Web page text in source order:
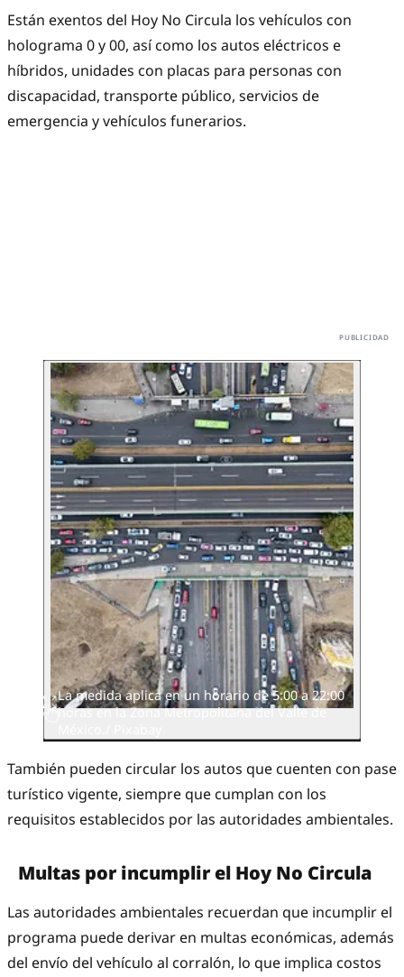
Están exentos del Hoy No Circula los vehículos con
holograma 0 y 00, así como los autos eléctricos e
híbridos, unidades con placas para personas con
discapacidad, transporte público, servicios de
emergencia y vehículos funerarios.
La medida aplica en un horario de 5:00 a 22:00
horas en la Zona Metropolitana del Valle de
También pueden circular los autos que cuenten con pase
turístico vigente, siempre que cumplan con los
requisitos establecidos por las autoridades ambientales.
Multas por incumplir el Hoy No Circula
Las autoridades ambientales recuerdan que incumplir el
programa puede derivar en multas económicas, además
del envío del vehículo al corralón, lo que implica costos